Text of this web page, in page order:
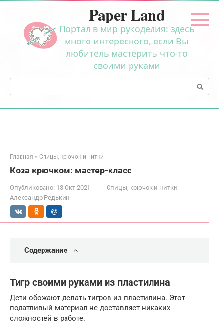
Перейти
контенту
Paper Land
Портал в мир рукоделия: здесь
много интересного, если Вы
любитель мастерить что-то
своими руками
Поиск:
Главная » Спицы, крючок и нитки
Коза крючком: мастер-класс
Опубликовано: 13 Окт 2021
Спицы, крючок и нитки
Александр Редькин
Содержание
Тигр своими руками из пластилина
Дети обожают делать тигров из пластилина. Этот
податливый материал не доставляет никаких
сложностей в работе.